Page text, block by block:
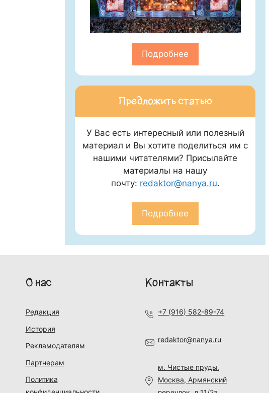
Подробнее
Предложить статью
У Вас есть интересный или полезный
материал и Вы хотите поделиться им с
нашими читателями? Присылайте
материалы на нашу
почту: redaktor@nanya.ru.
Подробнее
О нас
Редакция
История
Рекламодателям
Партнерам
Политика
Контакты
+7 (916) 582-89-74
redaktor@nanya.ru
м. Чистые пруды,
Москва, Армянский